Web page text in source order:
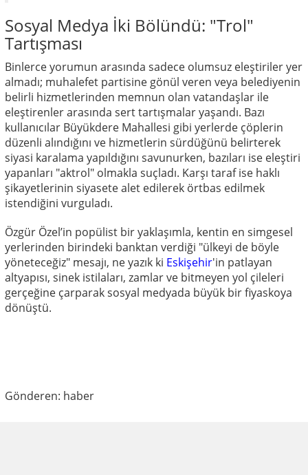
Sosyal Medya İki Bölündü: "Trol"
Tartışması
Binlerce yorumun arasında sadece olumsuz eleştiriler yer
almadı; muhalefet partisine gönül veren veya belediyenin
belirli hizmetlerinden memnun olan vatandaşlar ile
eleştirenler arasında sert tartışmalar yaşandı. Bazı
kullanıcılar Büyükdere Mahallesi gibi yerlerde çöplerin
düzenli alındığını ve hizmetlerin sürdüğünü belirterek
siyasi karalama yapıldığını savunurken, bazıları ise eleştiri
yapanları "aktrol" olmakla suçladı. Karşı taraf ise haklı
şikayetlerinin siyasete alet edilerek örtbas edilmek
istendiğini vurguladı.
Özgür Özel’in popülist bir yaklaşımla, kentin en simgesel
yerlerinden birindeki banktan verdiği "ülkeyi de böyle
yöneteceğiz" mesajı, ne yazık ki Eskişehir'in patlayan
altyapısı, sinek istilaları, zamlar ve bitmeyen yol çileleri
gerçeğine çarparak sosyal medyada büyük bir fiyaskoya
dönüştü.
Gönderen: haber